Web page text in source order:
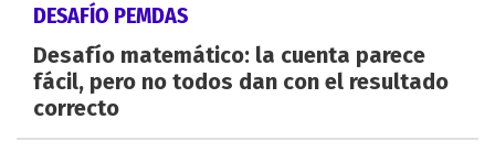
DESAFÍO PEMDAS
Desafío matemático: la cuenta parece
fácil, pero no todos dan con el resultado
correcto